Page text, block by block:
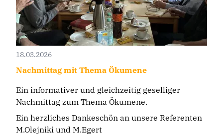
18.03.2026
Nachmittag mit Thema Ökumene
Ein informativer und gleichzeitig geselliger
Nachmittag zum Thema Ökumene.
Ein herzliches Dankeschön an unsere Referenten
M.Olejniki und M.Egert